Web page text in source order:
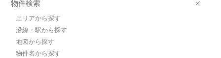
物件検索
エリアから探す
沿線・駅から探す
地図から探す
物件名から探す